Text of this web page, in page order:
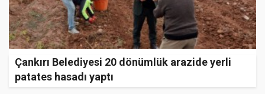
Çankırı Belediyesi 20 dönümlük arazide yerli
patates hasadı yaptı